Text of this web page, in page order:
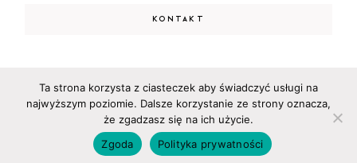
KONTAKT
©2026 Adrian Rykiel Fotografia
Fotografia Ślubna Siedlce, Warszawa, Mińsk Mazowiecki, Sulejówek
Ta strona korzysta z ciasteczek aby świadczyć usługi na
najwyższym poziomie. Dalsze korzystanie ze strony oznacza,
że zgadzasz się na ich użycie.
Zgoda
Polityka prywatności